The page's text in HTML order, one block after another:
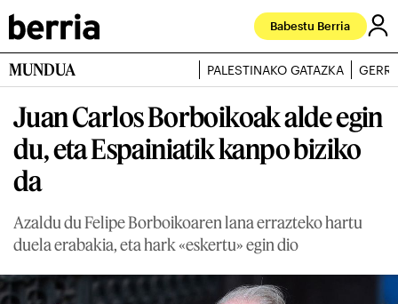
Babestu Berria
MUNDUA PALESTINAKO GATAZKA
Juan Carlos Borboikoak alde egin
du, eta Espainiatik kanpo biziko
da
Azaldu du Felipe Borboikoaren lana errazteko hartu
duela erabakia, eta hark «eskertu» egin dio